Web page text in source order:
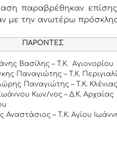
παραβρέθηκαν
με την ανωτέρω
ΠΑΡΟΝΤΕΣ
Βασίλης – Τ.Κ. Αγιονορίου
Παναγιώτης – Τ.Κ.
Παναγιώτης – Τ.Κ. Κλένιας
Κων/νος – Δ.Κ. Αρχαίας
Αναστάσιος – Τ.Κ. Αγίου